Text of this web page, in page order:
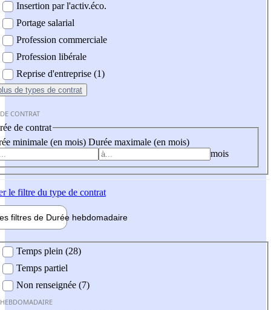
Insertion par l'activ.éco.
Portage salarial
Profession commerciale
Profession libérale
Reprise d'entreprise (1)
de types de contrat
CONTRAT
de contrat
minimale (en mois) Durée maximale (en mois)
mois
le filtre du type de contrat
filtres de Durée hebdomadaire
Temps plein (28)
Temps partiel
Non renseignée (7)